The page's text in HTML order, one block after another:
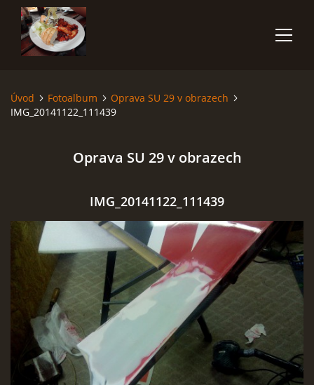
ÚVOD
FOTOALBUM
POČASÍ
AKCE
AKTUALITY
Úvod Fotoalbum
Oprava SU 29 v obrazech
IMG_20141122_111439
Oprava SU 29 v obrazech
IMG_20141122_111439